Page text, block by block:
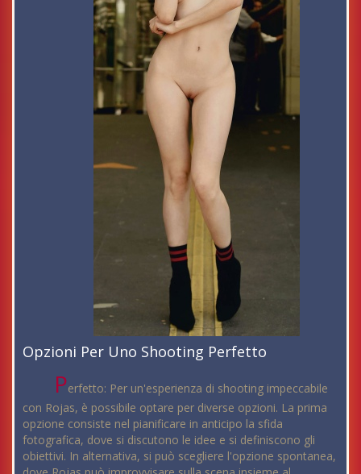
Opzioni Per Uno Shooting Perfetto
Perfetto: Per un'esperienza di shooting impeccabile
con Rojas, è possibile optare per diverse opzioni. La prima
opzione consiste nel pianificare in anticipo la sfida
fotografica, dove si discutono le idee e si definiscono gli
obiettivi. In alternativa, si può scegliere l'opzione spontanea,